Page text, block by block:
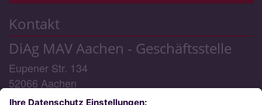
Kontakt
DiAg MAV Aachen - Geschäftsstelle
Eupener Str. 134
52066 Aachen
Telefon: 0241/6000 48 - 0 (Geschäftsstelle) / -3